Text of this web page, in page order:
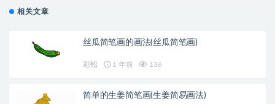
相关文章
丝瓜简笔画的画法(丝瓜简笔画)
彩铅 1 年前 136
简单的生姜简笔画(生姜简易画法)